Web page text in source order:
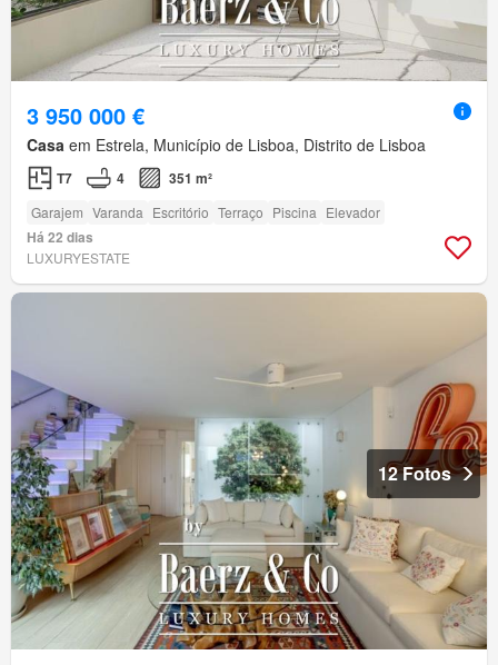
3 950 000 €
Casa em Estrela, Município de Lisboa, Distrito de Lisboa
T7 4 351 m²
Garajem Varanda Escritório Terraço Piscina Elevador
Há 22 dias
LUXURYESTATE
12 Fotos